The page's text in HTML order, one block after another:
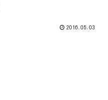
2016.05.03